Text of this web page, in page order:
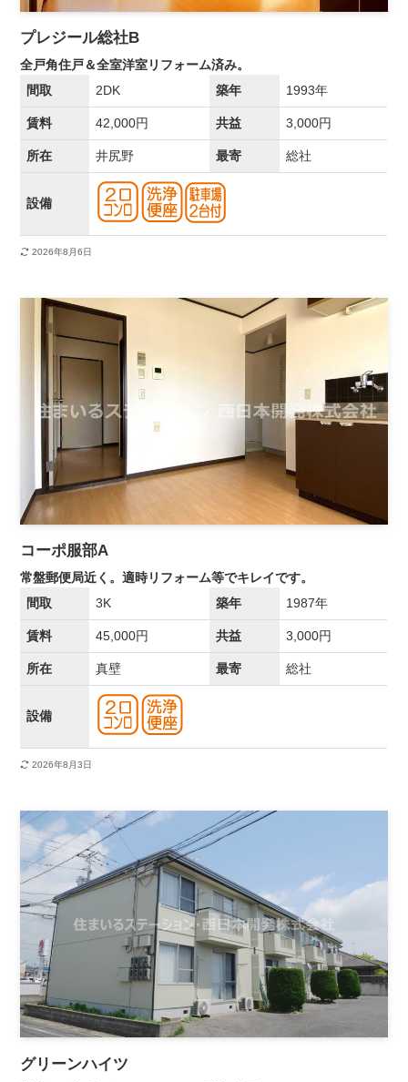
プレジール総社B
全戸角住戸＆全室洋室リフォーム済み。
間取
2DK 築年 1993年
賃料 42,000円 共益 3,000円
所在 井尻野 最寄 総社
設備
2026年8月6日
コーポ服部A
常盤郵便局近く。適時リフォーム等でキレイです。
間取
3K 築年 1987年
賃料 45,000円 共益 3,000円
所在 真壁 最寄 総社
設備
2026年8月3日
グリーンハイツ